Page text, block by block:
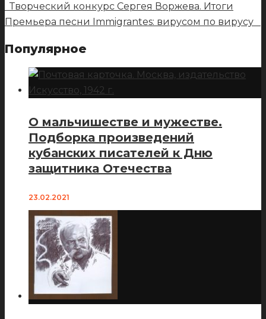
Творческий конкурс Сергея Воржева. Итоги
Премьера песни Immigrantes: вирусом по вирусу
Популярное
О мальчишестве и мужестве.
Подборка произведений
кубанских писателей к Дню
защитника Отечества
23.02.2021